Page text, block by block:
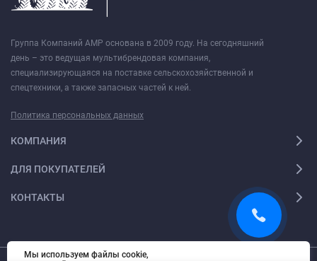
Группа Компаний АМР основана в 2009 году. На сегодняшний
день – это ведущая мультибрендовая компания,
специализирующаяся на поставке сельскохозяйственной и
спецтехники, а также запасных частей к ней.
Политика персональных данных
КОМПАНИЯ
ДЛЯ ПОКУПАТЕЛЕЙ
КОНТАКТЫ
Мы используем файлы cookie,